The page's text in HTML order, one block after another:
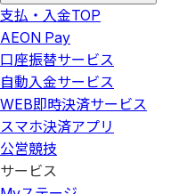
支払・入金TOP
AEON Pay
口座振替サービス
自動入金サービス
WEB即時決済サービス
スマホ決済アプリ
公営競技
サービス